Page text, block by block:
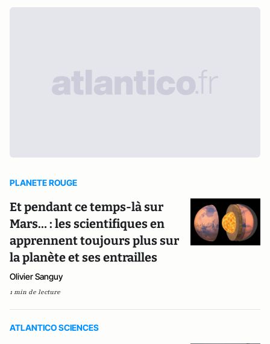
PLANETE ROUGE
Et pendant ce temps-là sur
Mars… : les scientifiques en
apprennent toujours plus sur
la planète et ses entrailles
Olivier Sanguy
1 min de lecture
ATLANTICO SCIENCES